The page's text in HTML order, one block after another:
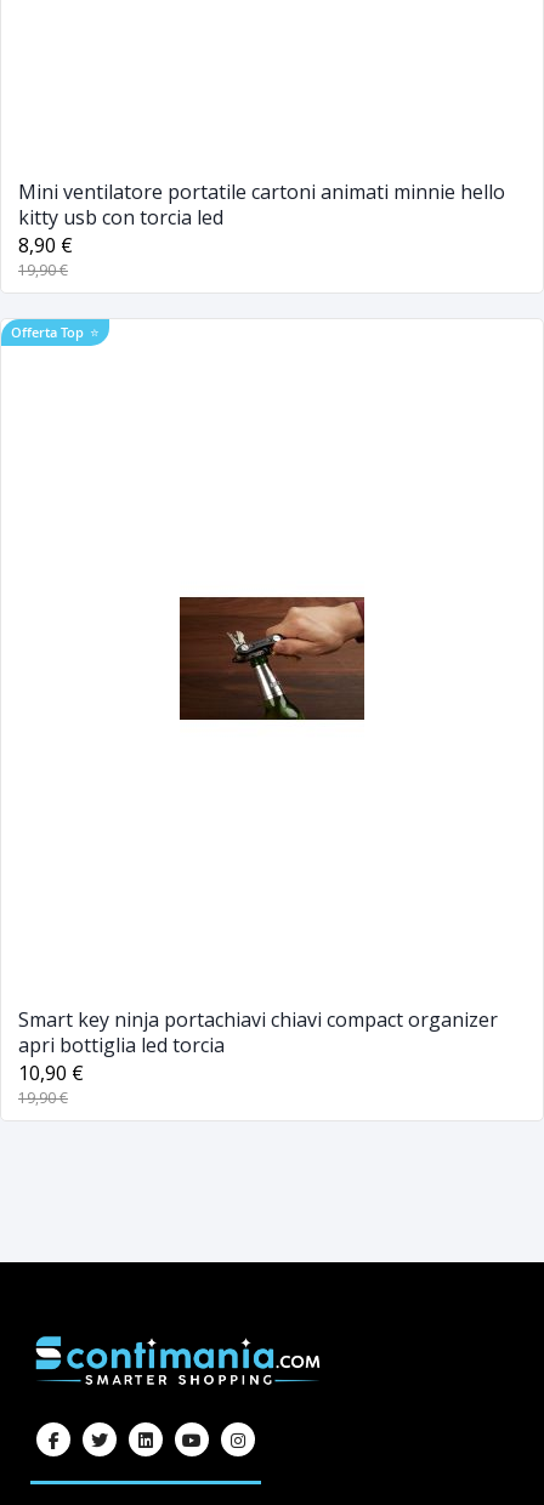
Mini ventilatore portatile cartoni animati minnie hello
kitty usb con torcia led
8,90 €
19,90 €
Offerta Top ⭐
Smart key ninja portachiavi chiavi compact organizer
apri bottiglia led torcia
10,90 €
19,90 €